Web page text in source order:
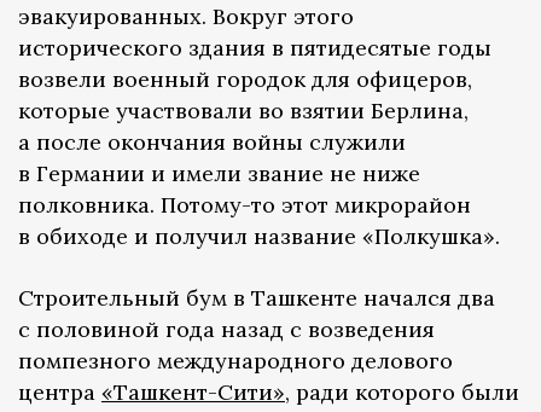
эвакуированных. Вокруг этого
исторического здания в пятидесятые годы
возвели военный городок для офицеров,
которые участвовали во взятии Берлина,
а после окончания войны служили
в Германии и имели звание не ниже
полковника. Потому-то этот микрорайон
в обиходе и получил название «Полкушка».
Строительный бум в Ташкенте начался два
с половиной года назад с возведения
помпезного международного делового
центра «Ташкент-Сити», ради которого были